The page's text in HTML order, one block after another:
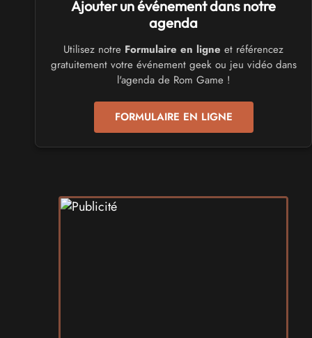
Trolls et Légendes 2027
du 26 au 28 mars 2027 - à Mons
CULTURE JAPONAISE ET OTAKU
Mang'Azur 2027
les 24 et 25 avril 2027 - à Toulon
SALONS & CONVENTIONS GEEKS
Play Azur Festival 2027
SALONS & CONVENTIONS GEEKS
Art To Play 2026
Ajouter un événement dans notre
agenda
Utilisez notre Formulaire en ligne et référencez
gratuitement votre événement geek ou jeu vidéo dans
l'agenda de Rom Game !
FORMULAIRE EN LIGNE